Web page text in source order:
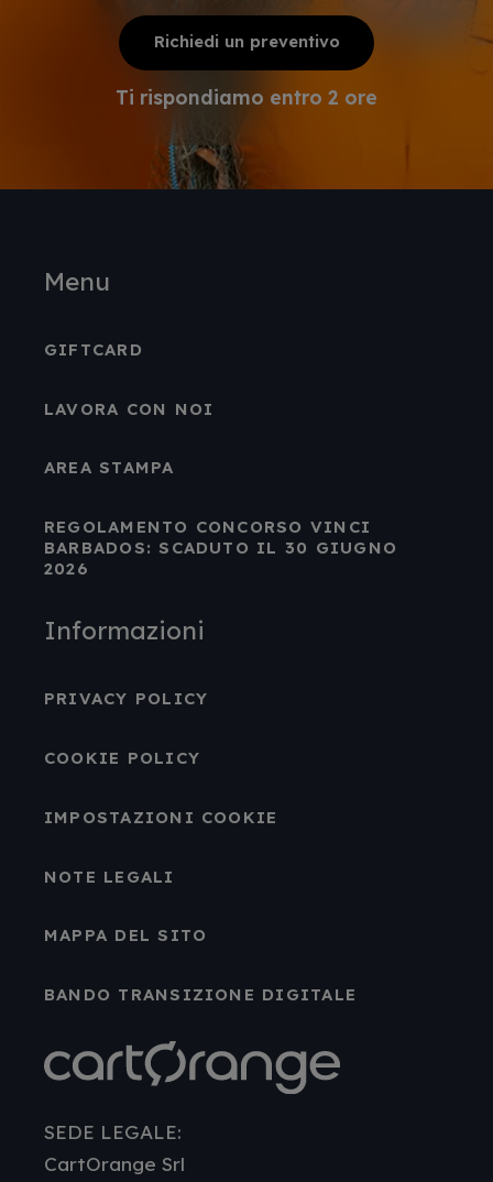
Richiedi un preventivo
Ti rispondiamo entro 2 ore
Menu
GIFTCARD
LAVORA CON NOI
AREA STAMPA
REGOLAMENTO CONCORSO VINCI
BARBADOS: SCADUTO IL 30 GIUGNO
2026
Informazioni
PRIVACY POLICY
COOKIE POLICY
IMPOSTAZIONI COOKIE
NOTE LEGALI
MAPPA DEL SITO
BANDO TRANSIZIONE DIGITALE
SEDE LEGALE:
CartOrange Srl